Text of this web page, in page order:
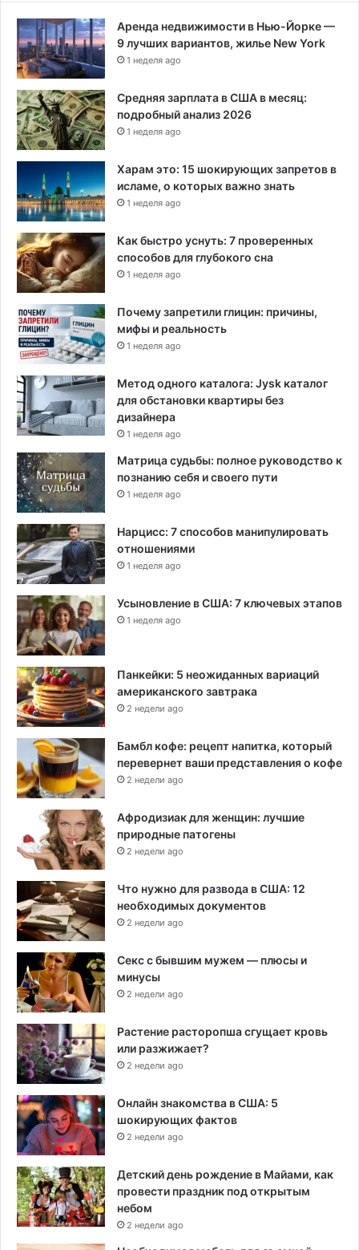
1
6
г
о
д
а
Аренда недвижимости в Нью-Йорке —
9 лучших вариантов, жилье New York
1 неделя ago
Средняя зарплата в США в месяц:
подробный анализ 2026
1 неделя ago
Харам это: 15 шокирующих запретов в
исламе, о которых важно знать
1 неделя ago
Как быстро уснуть: 7 проверенных
способов для глубокого сна
1 неделя ago
Почему запретили глицин: причины,
мифы и реальность
1 неделя ago
Метод одного каталога: Jysk каталог
для обстановки квартиры без
дизайнера
1 неделя ago
Матрица судьбы: полное руководство к
познанию себя и своего пути
1 неделя ago
Нарцисс: 7 способов манипулировать
отношениями
1 неделя ago
Усыновление в США: 7 ключевых этапов
1 неделя ago
Панкейки: 5 неожиданных вариаций
американского завтрака
2 недели ago
Бамбл кофе: рецепт напитка, который
перевернет ваши представления о кофе
2 недели ago
Афродизиак для женщин: лучшие
природные патогены
2 недели ago
Что нужно для развода в США: 12
необходимых документов
2 недели ago
Секс с бывшим мужем — плюсы и
минусы
2 недели ago
Растение расторопша сгущает кровь
или разжижает?
2 недели ago
Онлайн знакомства в США: 5
шокирующих фактов
2 недели ago
Детский день рождение в Майами, как
провести праздник под открытым
небом
2 недели ago